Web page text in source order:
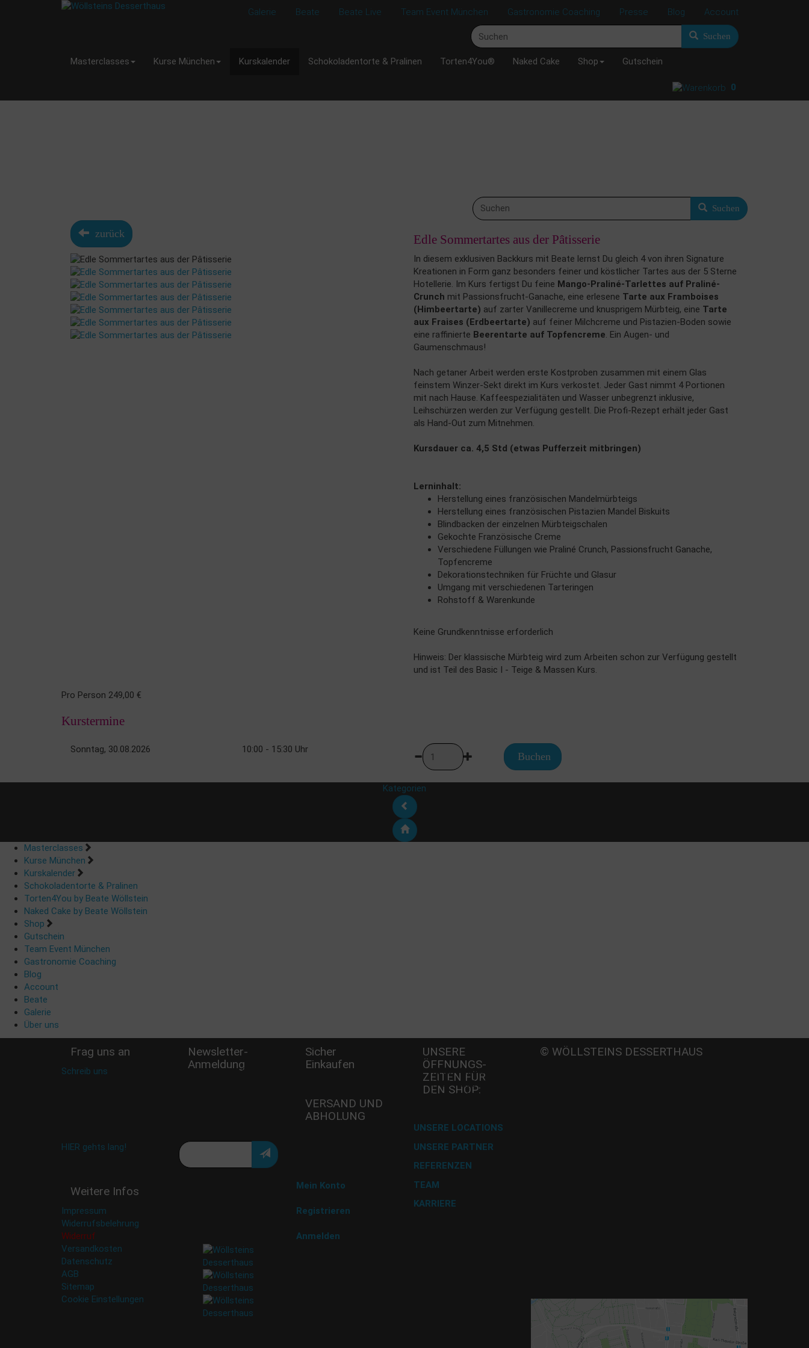
Galerie Beate Beate Live Team Event München Gastronomie Coaching Presse Blog Account
Suchen
Masterclasses Kurse München Kurskalender Schokoladentorte & Pralinen Torten4You® Naked Cake Shop Gutschein
0
Suchen
zurück Edle Sommertartes aus der Pâtisserie
In diesem exklusiven Backkurs mit Beate lernst Du gleich 4 von ihren Signature
Kreationen in Form ganz besonders feiner und köstlicher Tartes aus der 5 Sterne
Hotellerie. Im Kurs fertigst Du feine Mango-Praliné-Tarlettes auf Praliné-
Crunch mit Passionsfrucht-Ganache, eine erlesene Tarte aux Framboises
(Himbeertarte) auf zarter Vanillecreme und knusprigem Mürbteig, eine Tarte
aux Fraises (Erdbeertarte) auf feiner Milchcreme und Pistazien-Boden sowie
eine raffinierte Beerentarte auf Topfencreme. Ein Augen- und
Gaumenschmaus!
Nach getaner Arbeit werden erste Kostproben zusammen mit einem Glas
feinstem Winzer-Sekt direkt im Kurs verkostet. Jeder Gast nimmt 4 Portionen
mit nach Hause. Kaffeespezialitäten und Wasser unbegrenzt inklusive,
Leihschürzen werden zur Verfügung gestellt. Die Profi-Rezept erhält jeder Gast
als Hand-Out zum Mitnehmen.
Kursdauer ca. 4,5 Std (etwas Pufferzeit mitbringen)
Lerninhalt:
Herstellung eines französischen Mandelmürbteigs
Herstellung eines französischen Pistazien Mandel Biskuits
Blindbacken der einzelnen Mürbteigschalen
Gekochte Französische Creme
Verschiedene Füllungen wie Praliné Crunch, Passionsfrucht Ganache,
Topfencreme
Dekorationstechniken für Früchte und Glasur
Umgang mit verschiedenen Tarteringen
Rohstoff & Warenkunde
Keine Grundkenntnisse erforderlich
Hinweis: Der klassische Mürbteig wird zum Arbeiten schon zur Verfügung gestellt
und ist Teil des Basic I - Teige & Massen Kurs.
Pro Person 249,00 €
Kurstermine
Sonntag, 30.08.2026 10:00 - 15:30 Uhr
Buchen
Kategorien
Masterclasses
Kurse München
Kurskalender
Schokoladentorte & Pralinen
Torten4You by Beate Wöllstein
Naked Cake by Beate Wöllstein
Shop
Gutschein
Team Event München
Gastronomie Coaching
Blog
Account
Beate
Galerie
Über uns
Frag uns an
Schreib uns
HIER gehts lang!
Weitere Infos
Impressum
Widerrufsbelehrung
Widerruf
Versandkosten
Datenschutz
AGB
Sitemap
Cookie Einstellungen
Newsletter-
Anmeldung
Verpasse keine Rabatt-
Sicher
Einkaufen
VERSAND UND
ABHOLUNG
Versand mit DHL
Mein Konto
Registrieren
Anmelden
UNSERE
ÖFFNUNGS­
ZEITEN FÜR
DEN SHOP:
Mi - 11:00-17:00 Uhr
Do -11:00-17:00 Uhr
Fr - 11:00-17:00 Uhr
UNSERE LOCATIONS
UNSERE PARTNER
REFERENZEN
TEAM
KARRIERE
© WÖLLSTEINS DESSERTHAUS